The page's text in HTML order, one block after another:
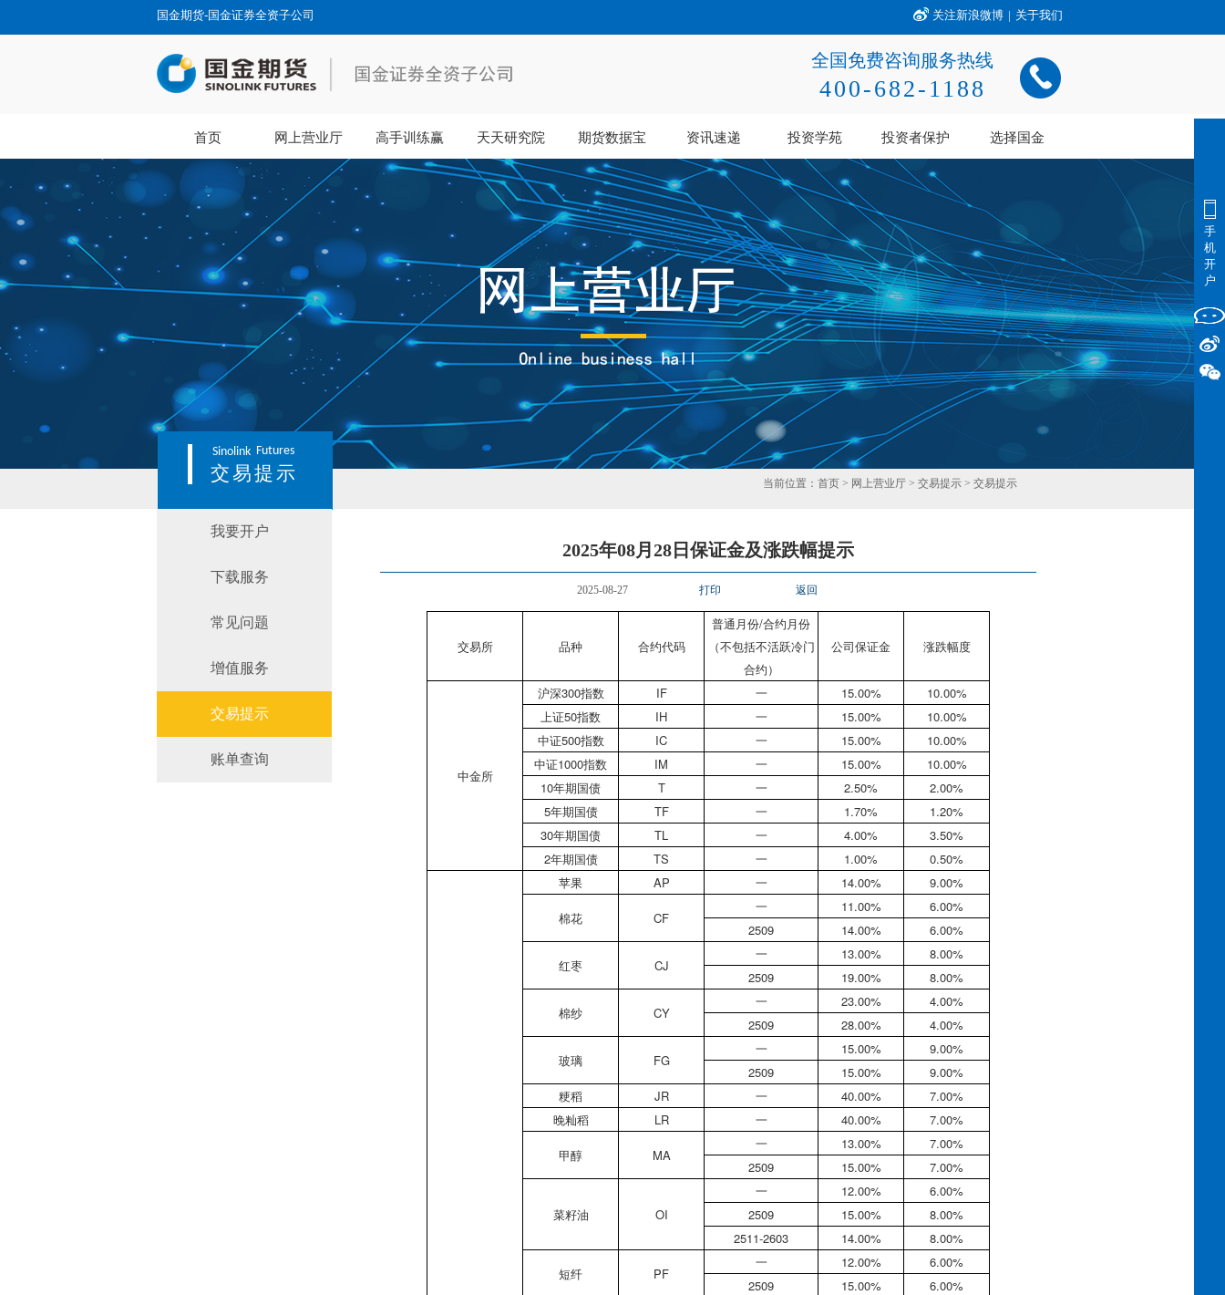
国金期货-国金证券全资子公司 关注新浪微博 | 关于我们
全国免费咨询服务热线
400-682-1188
首页 网上营业厅 高手训练赢 天天研究院 期货数据宝 资讯速递 投资学苑 投资者保护 选择国金
Sinolink Futures
交易提示 当前位置： 首页 > 网上营业厅 > 交易提示 > 交易提示
我要开户
下载服务
常见问题
增值服务
交易提示
账单查询
2025年08月28日保证金及涨跌幅提示
2025-08-27 打印 返回
交易所 品种 合约代码
普通月份/合约月份
（不包括不活跃冷门
合约）
公司保证金 涨跌幅度
中金所
沪深300指数 IF 一 15.00%
10.00%
上证50指数
IH 一 15.00%
10.00%
中证500指数
IC 一 15.00%
10.00%
中证1000指数
IM 一 15.00%
10.00%
10年期国债
T 一 2.50%
2.00%
5年期国债
TF 一 1.70%
1.20%
30年期国债
TL 一 4.00%
3.50%
2年期国债
TS 一 1.00% 0.50%
苹果 AP 一 14.00% 9.00%
棉花 CF
一 11.00%
6.00%
2509
14.00% 6.00%
红枣 CJ
一 13.00%
8.00%
2509
19.00% 8.00%
棉纱 CY
一 23.00%
4.00%
2509
28.00% 4.00%
玻璃 FG
一 15.00%
9.00%
2509
15.00%
9.00%
粳稻
JR 一 40.00%
7.00%
晚籼稻
LR 一 40.00% 7.00%
甲醇 MA
一 13.00%
7.00%
2509
15.00% 7.00%
菜籽油 OI
一 12.00%
6.00%
2509
15.00%
8.00%
2511-2603
14.00% 8.00%
短纤 PF
一 12.00%
6.00%
2509
15.00%
6.00%
手
机
开
户